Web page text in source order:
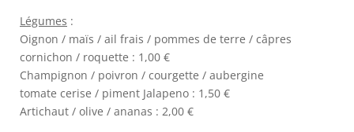
Légumes :
Oignon / maïs / ail frais / pommes de terre / câpres
cornichon / roquette : 1,00 €
Champignon / poivron / courgette / aubergine
tomate cerise / piment Jalapeno : 1,50 €
Artichaut / olive / ananas : 2,00 €